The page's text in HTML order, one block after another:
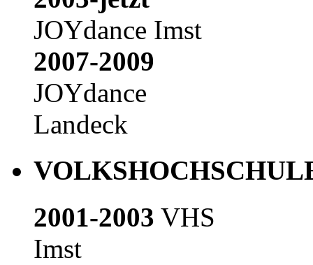
JOYdance Imst
2007-2009
JOYdance
Landeck
2001-2003 VHS
Imst